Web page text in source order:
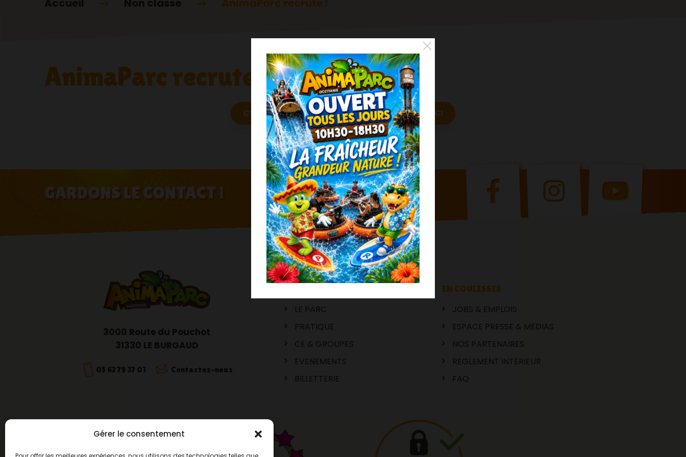
Gérer le consentement
Fermer la fenêtre
Accueil Non classé AnimaParc recrute !
AnimaParc recrute !
CONSULTEZ LES OFFRES D’EMPLOI ET POSTULEZ ICI
GARDONS LE CONTACT !
3000 Route du Pouchot
31330 LE BURGAUD
05 62 79 37 01 Contactez-nous
LE PARC
PRATIQUE
CE & GROUPES
EVENEMENTS
BILLETTERIE
EN COULISSES
JOBS & EMPLOIS
ESPACE PRESSE & MEDIAS
NOS PARTENAIRES
REGLEMENT INTERIEUR
FAQ